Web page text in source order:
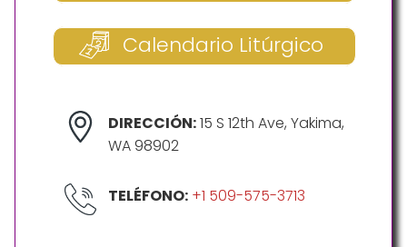
Calendario Litúrgico
DIRECCIÓN:15 S 12th Ave, Yakima,
WA 98902
TELÉFONO: +1 509-575-3713